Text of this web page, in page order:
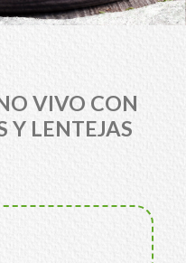
VIVO CON
Y LENTEJAS